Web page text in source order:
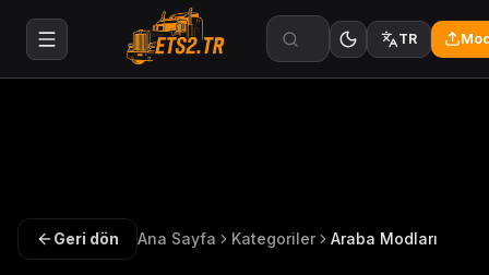
TR
Geri dön Ana Sayfa Kategoriler Araba Modları